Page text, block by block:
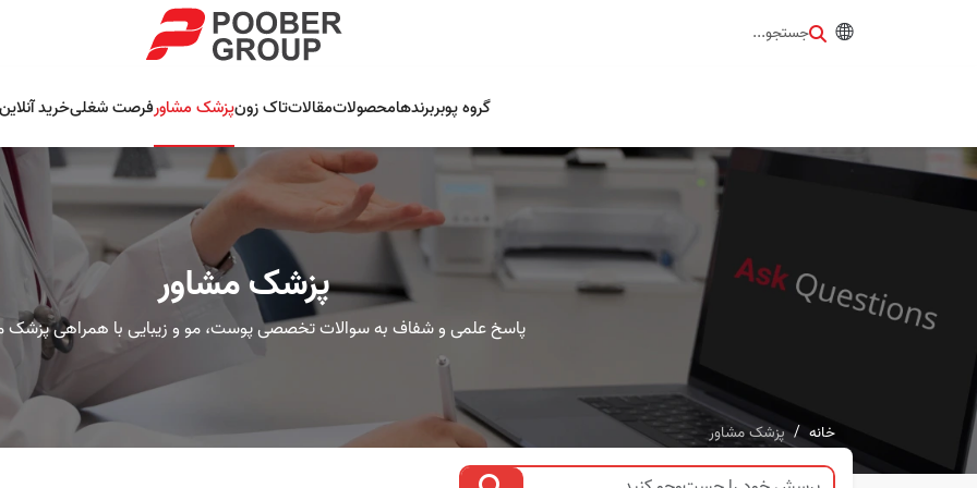
جستجو...
گروه پوبربرندهامحصولاتمقالاتتاک زونپزشک مشاورفرصت شغلیخرید
پزشک مشاور
پاسخ علمی و شفاف به سوالات تخصصی پوست، مو و زیبایی با همراهی پزشک
خانه پزشک مشاور